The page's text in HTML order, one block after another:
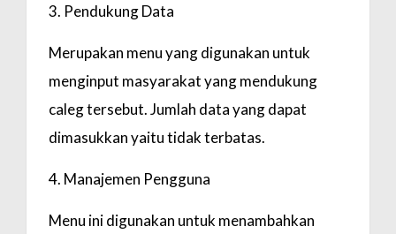
3. Pendukung Data
Merupakan menu yang digunakan untuk
menginput masyarakat yang mendukung
caleg tersebut. Jumlah data yang dapat
dimasukkan yaitu tidak terbatas.
4. Manajemen Pengguna
Menu ini digunakan untuk menambahkan